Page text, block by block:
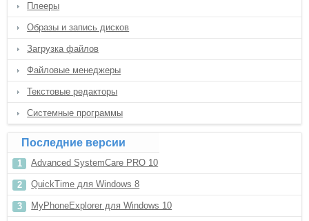
Плееры
Образы и запись дисков
Загрузка файлов
Файловые менеджеры
Текстовые редакторы
Системные программы
Последние версии
Advanced SystemCare PRO 10
QuickTime для Windows 8
MyPhoneExplorer для Windows 10